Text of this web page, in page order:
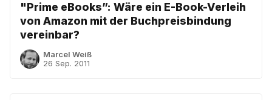
"Prime eBooks”: Wäre ein E-Book-Verleih
von Amazon mit der Buchpreisbindung
vereinbar?
Marcel Weiß
26 Sep. 2011